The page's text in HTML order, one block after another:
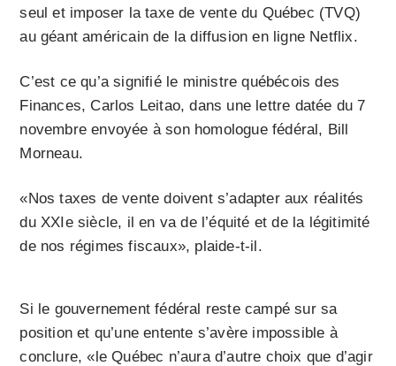
seul et imposer la taxe de vente du Québec (TVQ)
au géant américain de la diffusion en ligne Netflix.
C’est ce qu’a signifié le ministre québécois des
Finances, Carlos Leitao, dans une lettre datée du 7
novembre envoyée à son homologue fédéral, Bill
Morneau.
«Nos taxes de vente doivent s’adapter aux réalités
du XXIe siècle, il en va de l’équité et de la légitimité
de nos régimes fiscaux», plaide-t-il.
Si le gouvernement fédéral reste campé sur sa
position et qu’une entente s’avère impossible à
conclure, «le Québec n’aura d’autre choix que d’agir